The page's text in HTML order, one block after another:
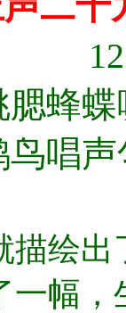
腮蜂
鸟唱
描绘
一幅